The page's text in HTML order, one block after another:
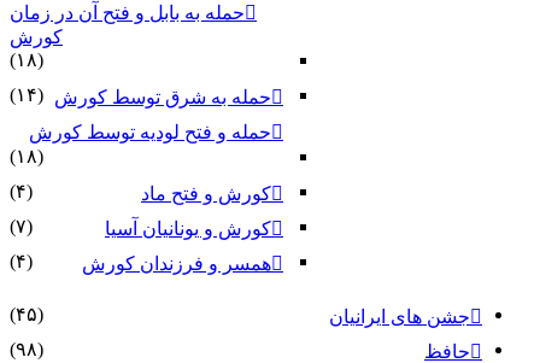
حمله به بابل و فتح آن در زمان
کورش
(۱۸)
حمله به شرق توسط کورش (۱۴)
حمله و فتح لودیه توسط کورش
(۱۸)
کورش و فتح ماد
(۴)
کورش و یونانیان آسیا
(۷)
همسر و فرزندان کورش
(۴)
جشن های ایرانیان
(۴۵)
حافظ
(۹۸)